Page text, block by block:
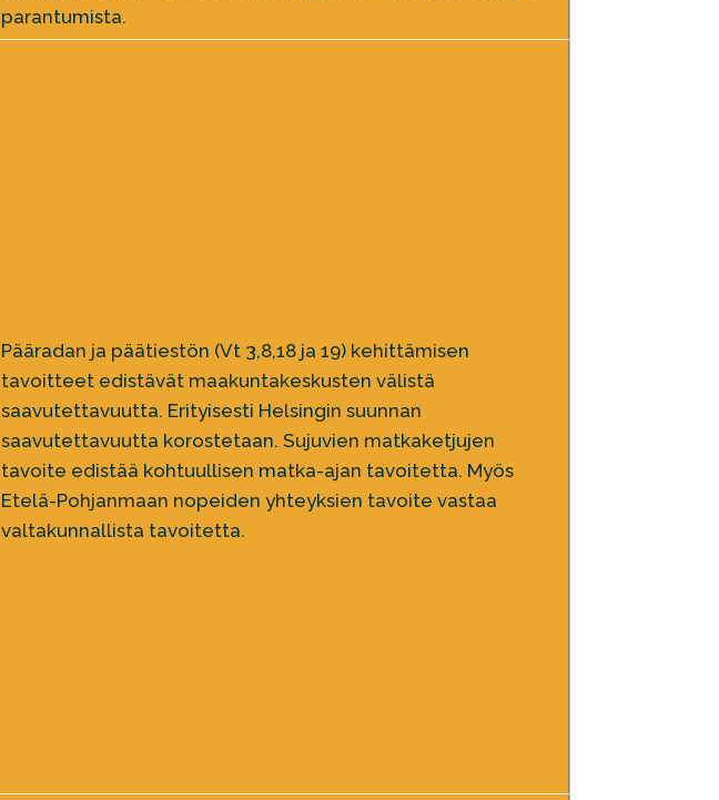
parantumista.
Pääradan ja päätiestön (Vt 3,8,18 ja 19) kehittämisen
tavoitteet edistävät maakuntakeskusten välistä
saavutettavuutta. Erityisesti Helsingin suunnan
saavutettavuutta korostetaan. Sujuvien matkaketjujen
tavoite edistää kohtuullisen matka-ajan tavoitetta. Myös
Etelä-Pohjanmaan nopeiden yhteyksien tavoite vastaa
valtakunnallista tavoitetta.